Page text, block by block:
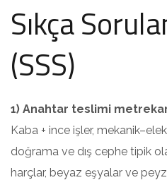
Sıkça
(SSS)
1) Anahtar teslimi
Kaba + ince işler,
doğrama ve dış cephe tipik
harçlar, beyaz eşyalar ve